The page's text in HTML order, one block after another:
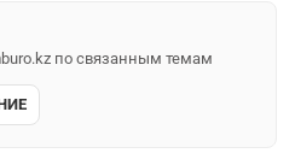
по связанным темам